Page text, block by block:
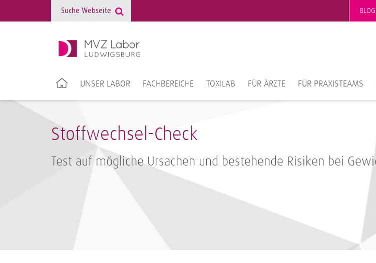
BLOG
UNSER LABOR FACHBEREICHE TOXILAB FÜR ÄRZTE FÜR PRAXISTEAMS
Stoffwechsel-Check
Test auf mögliche Ursachen und bestehende Risiken bei